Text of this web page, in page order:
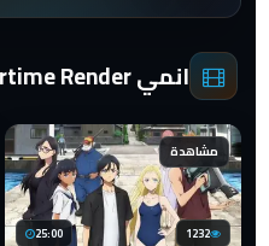
انمي Summertime Render مترجم
مشاهدة
25:00 1232